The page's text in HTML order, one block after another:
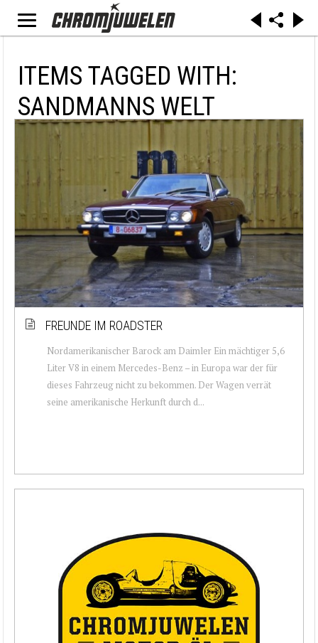
ITEMS TAGGED WITH:
SANDMANNS WELT
FREUNDE IM ROADSTER
Nordamerikanischer Barock am Daimler Ein mächtiger 5,6
Liter V8 in einem Mercedes-Benz – in Europa war der für
dieses Fahrzeug nicht zu bekommen. Der Wagen verrät
seine amerikanische Herkunft durch d...